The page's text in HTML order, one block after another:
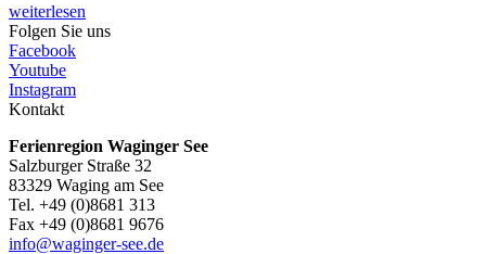
weiterlesen
Folgen Sie uns
Facebook
Youtube
Instagram
Kontakt
Ferienregion Waginger See
Salzburger Straße 32
83329 Waging am See
Tel. +49 (0)8681 313
Fax +49 (0)8681 9676
info@waginger-see.de